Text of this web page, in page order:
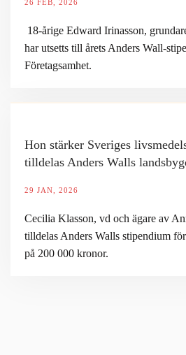
26 FEB, 2026
18-årige Edward Irinasson,
har utsetts till årets Anders Wall-
Företagsamhet.
Hon stärker Sveriges
tilldelas Anders Walls
29 JAN, 2026
Cecilia Klasson, vd och ägare av
tilldelas Anders Walls stipendium
på 200 000 kronor.